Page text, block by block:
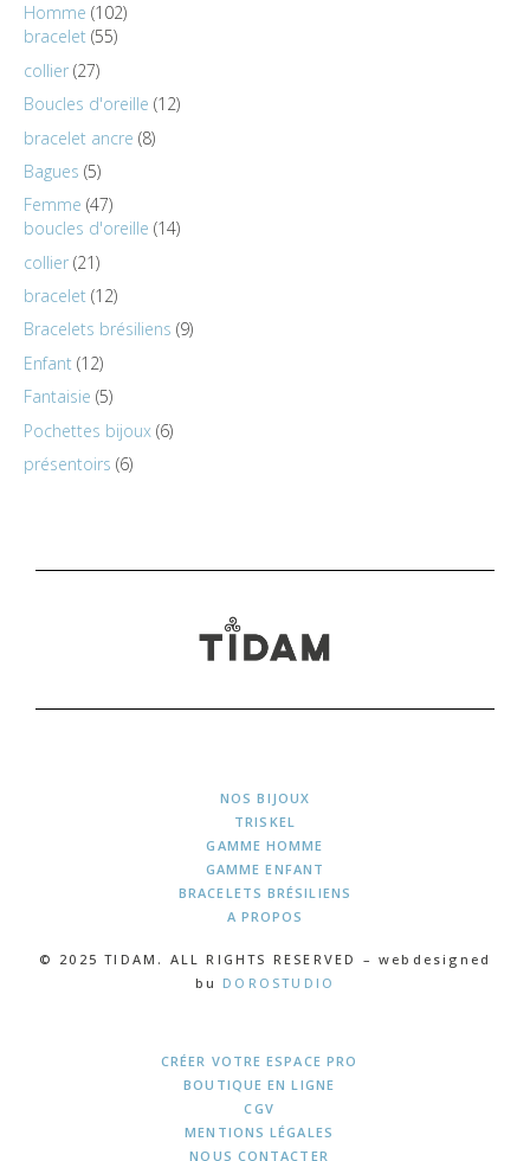
Homme 102
bracelet 55
collier 27
Boucles d'oreille 12
bracelet ancre 8
Bagues 5
Femme 47
boucles d'oreille 14
collier 21
bracelet 12
Bracelets brésiliens 9
Enfant 12
Fantaisie 5
Pochettes bijoux 6
présentoirs 6
NOS BIJOUX
TRISKEL
GAMME HOMME
GAMME ENFANT
BRACELETS BRÉSILIENS
A PROPOS
© 2025 TIDAM. ALL RIGHTS RESERVED – webdesigned
bu DOROSTUDIO
CRÉER VOTRE ESPACE PRO
BOUTIQUE EN LIGNE
CGV
MENTIONS LÉGALES
NOUS CONTACTER